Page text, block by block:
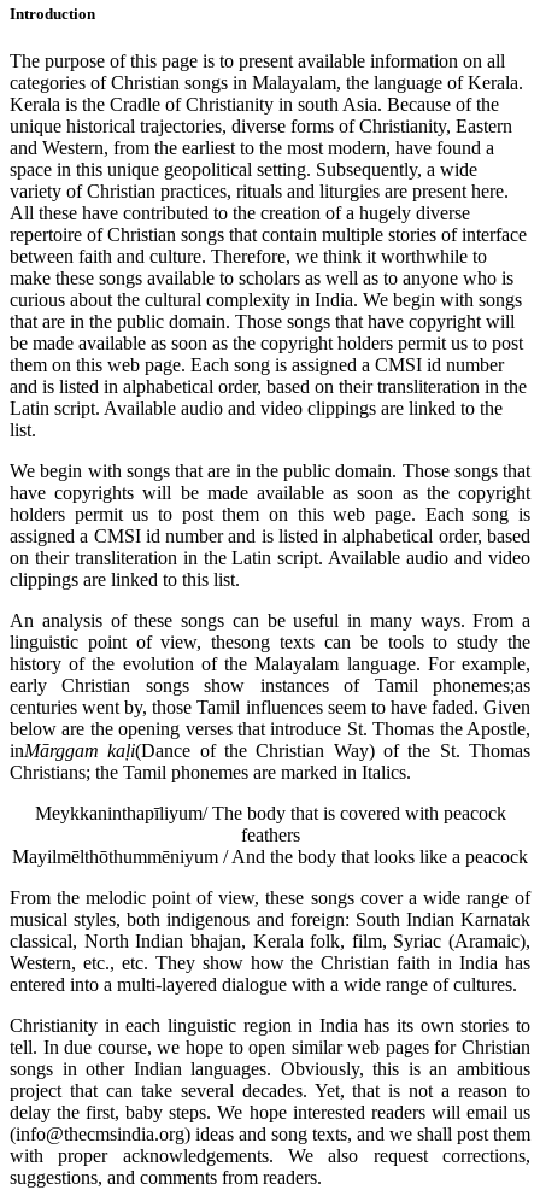
Introduction
The purpose of this page is to present available information on all
categories of Christian songs in Malayalam, the language of Kerala.
Kerala is the Cradle of Christianity in south Asia. Because of the
unique historical trajectories, diverse forms of Christianity, Eastern
and Western, from the earliest to the most modern, have found a
space in this unique geopolitical setting. Subsequently, a wide
variety of Christian practices, rituals and liturgies are present here.
All these have contributed to the creation of a hugely diverse
repertoire of Christian songs that contain multiple stories of interface
between faith and culture. Therefore, we think it worthwhile to
make these songs available to scholars as well as to anyone who is
curious about the cultural complexity in India. We begin with songs
that are in the public domain. Those songs that have copyright will
be made available as soon as the copyright holders permit us to post
them on this web page. Each song is assigned a CMSI id number
and is listed in alphabetical order, based on their transliteration in the
Latin script. Available audio and video clippings are linked to the
list.
We begin with songs that are in the public domain. Those songs that
have copyrights will be made available as soon as the copyright
holders permit us to post them on this web page. Each song is
assigned a CMSI id number and is listed in alphabetical order, based
on their transliteration in the Latin script. Available audio and video
clippings are linked to this list.
An analysis of these songs can be useful in many ways. From a
linguistic point of view, thesong texts can be tools to study the
history of the evolution of the Malayalam language. For example,
early Christian songs show instances of Tamil phonemes;as
centuries went by, those Tamil influences seem to have faded. Given
below are the opening verses that introduce St. Thomas the Apostle,
inMārggam kaḷi(Dance of the Christian Way) of the St. Thomas
Christians; the Tamil phonemes are marked in Italics.
Meykkaninthapīliyum/ The body that is covered with peacock
feathers
Mayilmēlthōthummēniyum / And the body that looks like a peacock
From the melodic point of view, these songs cover a wide range of
musical styles, both indigenous and foreign: South Indian Karnatak
classical, North Indian bhajan, Kerala folk, film, Syriac (Aramaic),
Western, etc., etc. They show how the Christian faith in India has
entered into a multi-layered dialogue with a wide range of cultures.
Christianity in each linguistic region in India has its own stories to
tell. In due course, we hope to open similar web pages for Christian
songs in other Indian languages. Obviously, this is an ambitious
project that can take several decades. Yet, that is not a reason to
delay the first, baby steps. We hope interested readers will email us
(info@thecmsindia.org) ideas and song texts, and we shall post them
with proper acknowledgements. We also request corrections,
suggestions, and comments from readers.